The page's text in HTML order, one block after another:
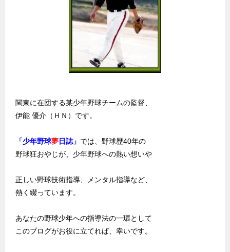
関東に在団する某少年野球チームの監督、
伊能 優介（ＨＮ）です。
「少年野球夢日誌」 では、野球歴40年の
野球狂おやじが、少年野球への熱い想いや
正しい野球技術指導、メンタル指導など、
熱く綴っています。
あなたの野球少年への指導法の一環として
このブログがお役に立てれば、幸いです。